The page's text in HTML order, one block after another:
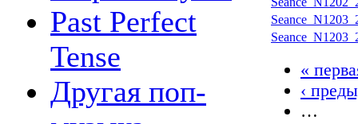
Past Perfect
Tense
Другая поп-
«
‹
…